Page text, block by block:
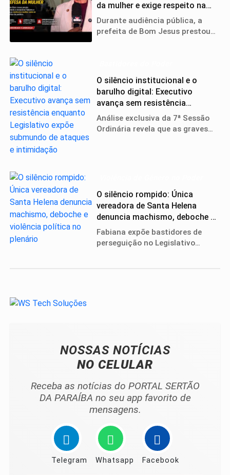
da mulher e exige respeito na
política
Durante audiência pública, a
prefeita de Bom Jesus prestou
espaços de poder.
O silêncio institucional e o
barulho digital: Executivo
avança sem resistência
enquanto Legislativo expõe
submundo de ataques e
Análise exclusiva da 7ª Sessão
Ordinária revela que as graves
pela violência política.
O silêncio rompido: Única
vereadora de Santa Helena
denuncia machismo, deboche e
violência política no plenário
Fabiana expõe bastidores de
perseguição no Legislativo
NOSSAS NOTÍCIAS
NO CELULAR
Receba as notícias do PORTAL SERTÃO
DA PARAÍBA no seu app favorito de
mensagens.
Telegram Whatsapp Facebook